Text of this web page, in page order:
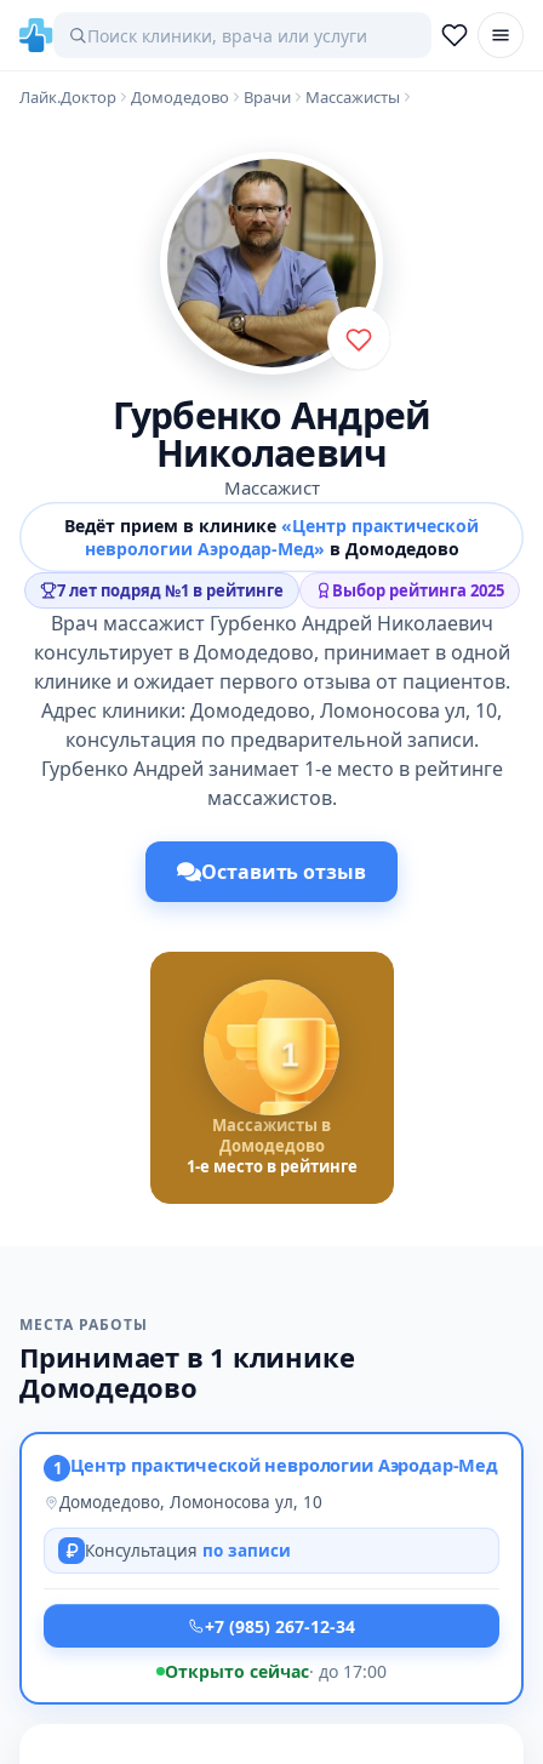
Лайк.Доктор Домодедово Врачи Массажисты
Гурбенко Андрей
Николаевич
Массажист
Ведёт прием в клинике «Центр практической
неврологии Аэродар-Мед» в Домодедово
7 лет подряд №1 в рейтинге Выбор рейтинга 2025
Врач массажист Гурбенко Андрей Николаевич
консультирует в Домодедово, принимает в одной
клинике и ожидает первого отзыва от пациентов.
Адрес клиники: Домодедово, Ломоносова ул, 10,
консультация по предварительной записи.
Гурбенко Андрей занимает 1-е место в рейтинге
массажистов.
Оставить отзыв
1
Массажисты в
Домодедово
1-е место в рейтинге
МЕСТА РАБОТЫ
Принимает в 1 клинике
Домодедово
1 Центр практической неврологии Аэродар-Мед
Домодедово, Ломоносова ул, 10
Консультация по записи
+7 (985) 267-12-34
Открыто сейчас· до 17:00